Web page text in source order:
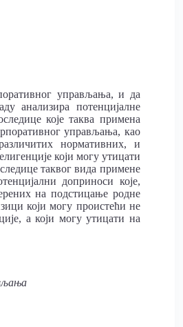
управљања, и да
анализира потенцијалне
које таква примена
управљања, као
нормативних, и
који могу утицати
таквог вида примене
доприноси које,
на подстицање родне
који могу проистећи не
а који могу утицати на